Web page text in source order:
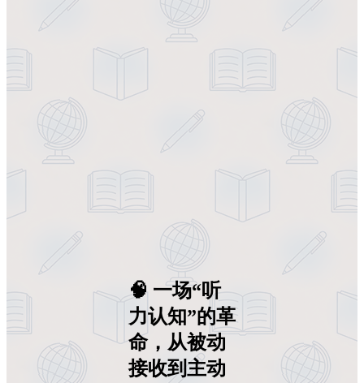
🧠 一场“听
力认知”的革
命，从被动
接收到主动